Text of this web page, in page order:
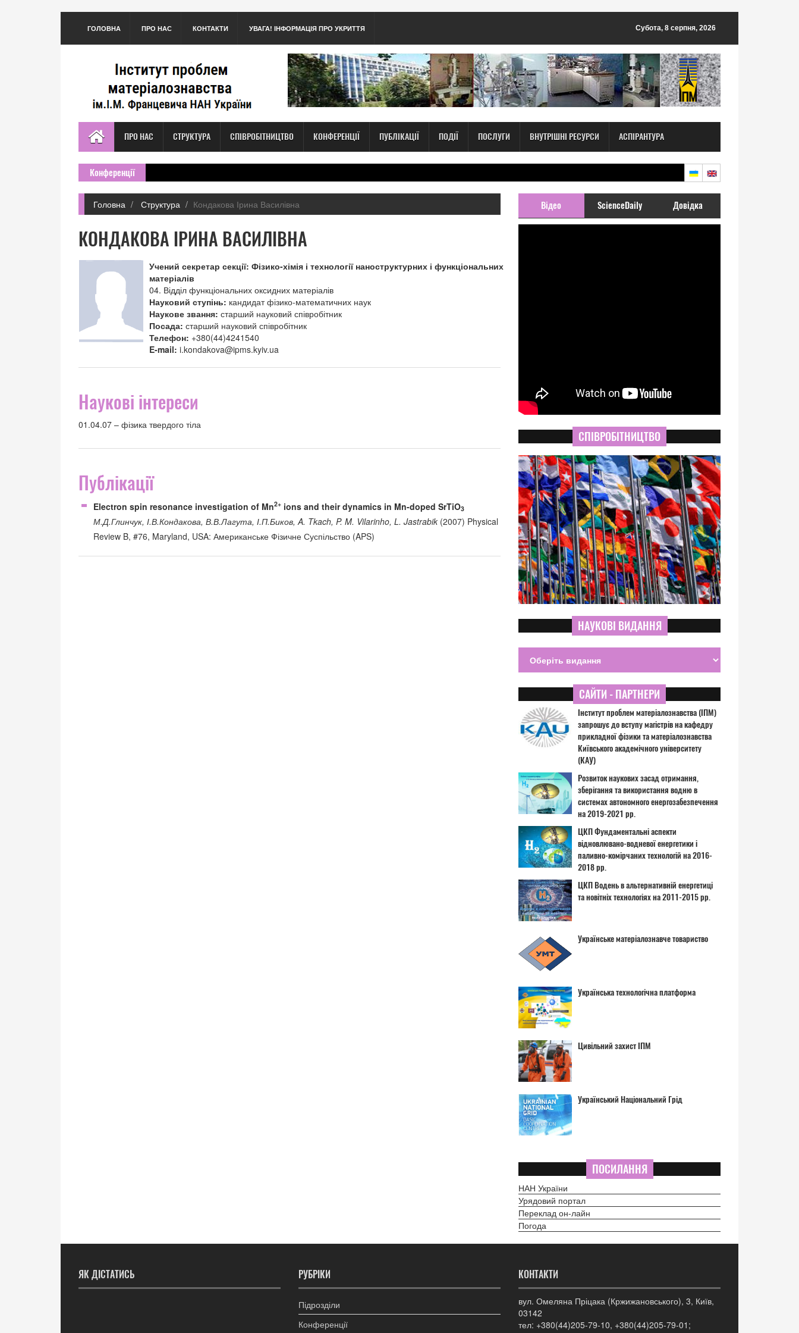
ГОЛОВНА ПРО НАС КОНТАКТИ УВАГА! ІНФОРМАЦІЯ ПРО УКРИТТЯ Субота, 8 серпня, 2026
ПРО НАС СТРУКТУРА СПІВРОБІТНИЦТВО КОНФЕРЕНЦІЇ ПУБЛІКАЦІЇ ПОДІЇ ПОСЛУГИ ВНУТРІШНІ РЕСУРСИ АСПІРАНТУРА
Конференції
Головна Структура Кондакова Ірина Василівна
КОНДАКОВА ІРИНА ВАСИЛІВНА
Учений секретар секції: Фізико-хімія і технології наноструктурних і функціональних
матеріалів
04. Відділ функціональних оксидних матеріалів
Науковий ступінь: кандидат фізико-математичних наук
Наукове звання:старший науковий співробітник
Посада:старший науковий співробітник
Телефон: +380(44)4241540
E-mail:i.kondakova@ipms.kyiv.ua
Наукові інтереси
01.04.07 – фізика твердого тіла
Публікації
Electron spin resonance investigation of Mn2+ ions and their dynamics in Mn-doped SrTiO3
М.Д.Глинчук, І.В.Кондакова, В.В.Лагута, І.П.Биков, A. Tkach, P. M. Vilarinho, L. Jastrabik (2007) Physical
Review B, #76, Maryland, USA: Американське Фізичне Суспільство (APS)
Відео ScienceDaily Довідка
СПІВРОБІТНИЦТВО
НАУКОВІ ВИДАННЯ
САЙТИ - ПАРТНЕРИ
Інститут проблем матеріалознавства (ІПМ)
запрошує до вступу магістрів на кафедру
прикладної фізики та матеріалознавства
Київського академічного університету
(КАУ)
Розвиток наукових засад отримання,
зберігання та використання водню в
системах автономного енергозабезпечення
на 2019-2021 рр.
ЦКП Фундаментальні аспекти
відновлювано-водневої енергетики і
паливно-комірчаних технологій на 2016-
2018 рр.
ЦКП Водень в альтернативній енергетиці
та новітніх технологіях на 2011-2015 рр.
Українське матеріалознавче товариство
Українська технологічна платформа
Цивільний захист ІПМ
Український Національний Грід
ПОСИЛАННЯ
НАН України
Урядовий портал
Переклад он-лайн
Погода
ЯК ДІСТАТИСЬ РУБРІКИ
Підрозділи
Конференції
КОНТАКТИ
вул. Омеляна Пріцака (Кржижановського), 3, Київ,
03142
тел: +380(44)205-79-10, +380(44)205-79-01;